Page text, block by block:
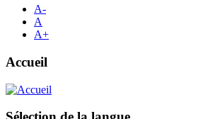
A-
A
A+
Accueil